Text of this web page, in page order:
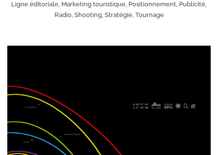
Ligne éditoriale, Marketing touristique, Positionnement, Publicité,
Radio, Shooting, Stratégie, Tournage